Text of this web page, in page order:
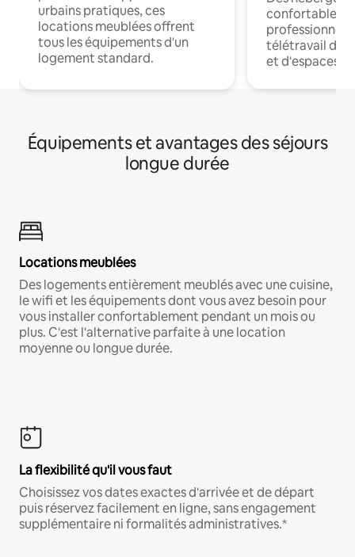
urbains pratiques, ces
locations meublées offrent
tous les équipements d'un
logement standard.
confortables
professionnels
télétravail
et d'espaces
Équipements et avantages des séjours
longue durée
Locations meublées
Des logements entièrement meublés avec une cuisine,
le wifi et les équipements dont vous avez besoin pour
vous installer confortablement pendant un mois ou
plus. C'est l'alternative parfaite à une location
moyenne ou longue durée.
La flexibilité qu'il vous faut
Choisissez vos dates exactes d'arrivée et de départ
puis réservez facilement en ligne, sans engagement
supplémentaire ni formalités administratives.*